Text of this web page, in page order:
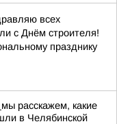
всех
с Днём строителя!
празднику
мы расскажем, какие
в Челябинской